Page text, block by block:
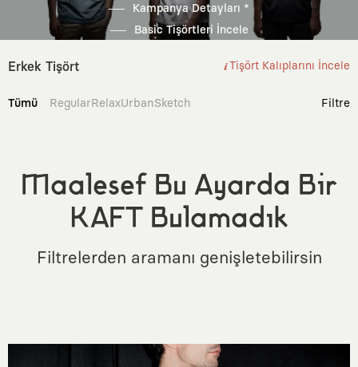
Kampanya Detayları *
Basic Tişörtleri İncele
Erkek Tişört Tişört Kalıplarını İncele
Tümü RegularRelaxUrbanSketch Filtre
Maalesef Bu Ayarda Bir
KAFT Bulamadık
Filtrelerden aramanı genişletebilirsin